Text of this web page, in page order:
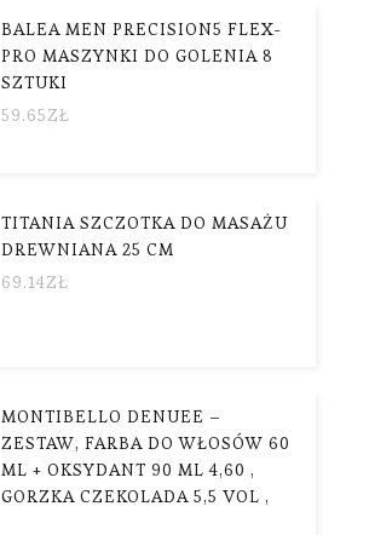
BALEA MEN PRECISION5 FLEX-
PRO MASZYNKI DO GOLENIA 8
SZTUKI
59.65ZŁ
TITANIA SZCZOTKA DO MASAŻU
DREWNIANA 25 CM
69.14ZŁ
MONTIBELLO DENUEE –
ZESTAW, FARBA DO WŁOSÓW 60
ML + OKSYDANT 90 ML 4,60 ,
GORZKA CZEKOLADA 5,5 VOL ,